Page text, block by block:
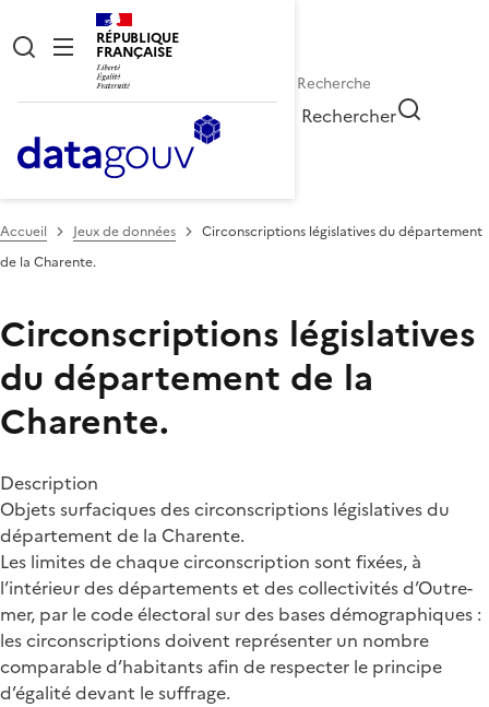
RÉPUBLIQUE
FRANÇAISE
Rechercher
Accueil Jeux de données
Circonscriptions législatives du département
de la Charente.
Circonscriptions législatives
du département de la
Charente.
Description
Objets surfaciques des circonscriptions législatives du
département de la Charente.
Les limites de chaque circonscription sont fixées, à
l’intérieur des départements et des collectivités d’Outre-
mer, par le code électoral sur des bases démographiques :
les circonscriptions doivent représenter un nombre
comparable d’habitants afin de respecter le principe
d’égalité devant le suffrage.